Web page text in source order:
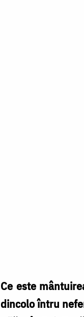
Ce este
dincolo întru